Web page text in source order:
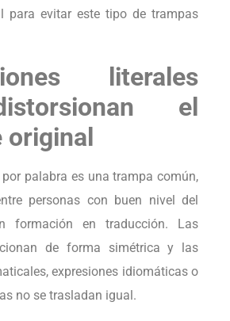
para evitar este tipo de trampas
literales
el
original
palabra es una trampa común,
personas con buen nivel del
formación en traducción. Las
de forma simétrica y las
expresiones idiomáticas o
no se trasladan igual.